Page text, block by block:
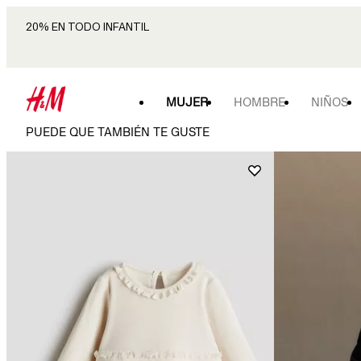
20% EN TODO INFANTIL
MUJER HOMBRE NIÑOS
PUEDE QUE TAMBIÉN TE GUSTE